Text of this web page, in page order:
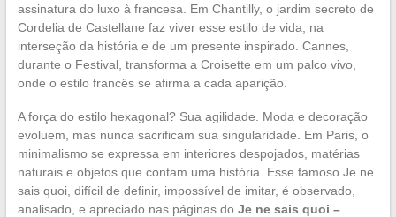
assinatura do luxo à francesa. Em Chantilly, o jardim secreto de
Cordelia de Castellane faz viver esse estilo de vida, na
interseção da história e de um presente inspirado. Cannes,
durante o Festival, transforma a Croisette em um palco vivo,
onde o estilo francês se afirma a cada aparição.
A força do estilo hexagonal? Sua agilidade. Moda e decoração
evoluem, mas nunca sacrificam sua singularidade. Em Paris, o
minimalismo se expressa em interiores despojados, matérias
naturais e objetos que contam uma história. Esse famoso Je ne
sais quoi, difícil de definir, impossível de imitar, é observado,
analisado, e apreciado nas páginas do Je ne sais quoi –